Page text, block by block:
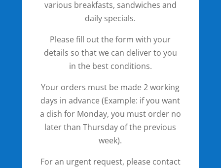
various breakfasts, sandwiches and
daily specials.
Please fill out the form with your
details so that we can deliver to you
in the best conditions.
Your orders must be made 2 working
days in advance (Example: if you want
a dish for Monday, you must order no
later than Thursday of the previous
week).
For an urgent request, please contact